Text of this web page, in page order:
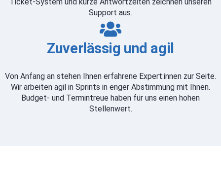
Support aus.
Zuverlässig und agil
Von Anfang an stehen Ihnen erfahrene Expert:innen zur Seite.
Wir arbeiten agil in Sprints in enger Abstimmung mit Ihnen.
Budget- und Termintreue haben für uns einen hohen
Stellenwert.